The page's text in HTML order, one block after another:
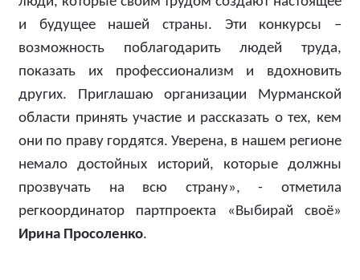
и будущее нашей страны. Эти конкурсы –
возможность поблагодарить людей труда,
показать их профессионализм и вдохновить
других. Приглашаю организации Мурманской
области принять участие и рассказать о тех, кем
они по праву гордятся. Уверена, в нашем регионе
немало достойных историй, которые должны
прозвучать на всю страну», - отметила
регкоординатор партпроекта «Выбирай своё»
Ирина Просоленко.